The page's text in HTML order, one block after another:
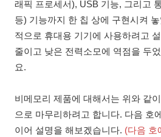
래픽 프로세서), USB 기능, 그리고
등) 기능까지 한 칩 상에 구현시켜
적으로 휴대용 기기에 사용하려고
줄이고 낮은 전력소모에 역점을 두
요.
비메모리 제품에 대해서는 위와 같
으로 마무리하려고 합니다. 다음 호
이어 설명을 해보겠습니다. (다음 호